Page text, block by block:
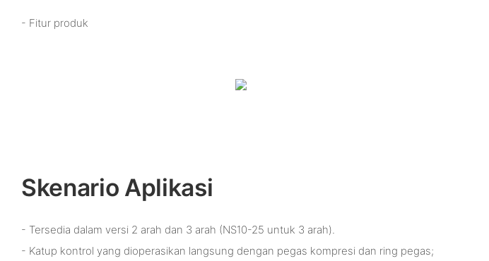
- Fitur produk
Skenario Aplikasi
- Tersedia dalam versi 2 arah dan 3 arah (NS10-25 untuk 3 arah).
- Katup kontrol yang dioperasikan langsung dengan pegas kompresi dan ring pegas;